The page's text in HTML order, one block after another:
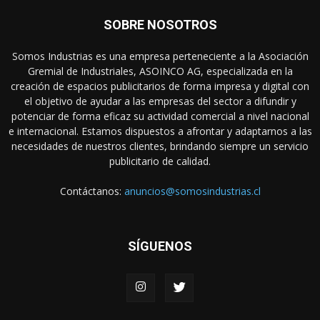
SOBRE NOSOTROS
Somos Industrias es una empresa perteneciente a la Asociación
Gremial de Industriales, ASOINCO AG, especializada en la
creación de espacios publicitarios de forma impresa y digital con
el objetivo de ayudar a las empresas del sector a difundir y
potenciar de forma eficaz su actividad comercial a nivel nacional
e internacional. Estamos dispuestos a afrontar y adaptarnos a las
necesidades de nuestros clientes, brindando siempre un servicio
publicitario de calidad.
Contáctanos: anuncios@somosindustrias.cl
SÍGUENOS